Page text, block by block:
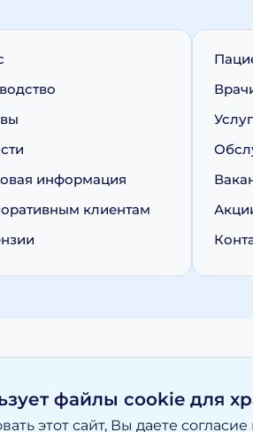
информация
клиентам
материалов, размещенных
файлы cookie для
этот сайт, Вы даете